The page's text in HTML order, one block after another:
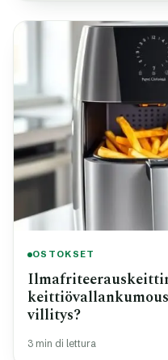
OSTOKSET
villitys?
3 min di lettura